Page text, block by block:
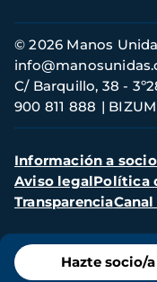
Menú
de
Hazte socio/a
Información
de
contacto
© 2026 Manos
C/ Barquillo, 38 -
900 811 888
Menú
secundario
Información a
Aviso legalPolítica
Transparencia